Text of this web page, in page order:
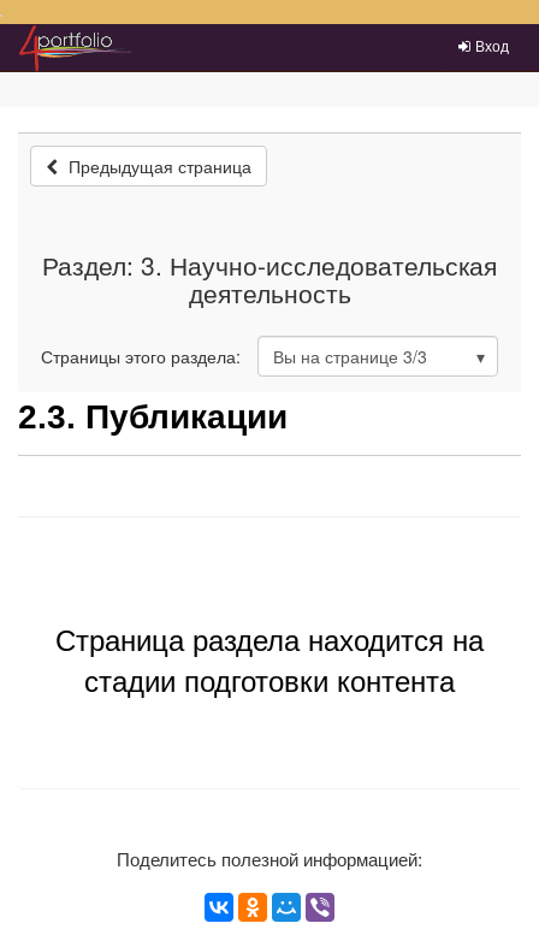
Преейти на главное меню
Вход
Предыдущая страница
Раздел: 3. Научно-исследовательская
деятельность
Страницы этого раздела: Вы на странице 3/3
2.3. Публикации
Страница раздела находится на
стадии подготовки контента
Поделитесь полезной информацией: